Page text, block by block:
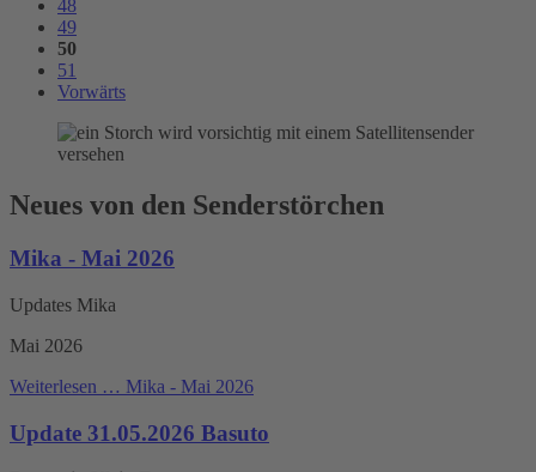
48
49
50
51
Vorwärts
Neues von den Senderstörchen
Mika - Mai 2026
Updates Mika
Mai 2026
Weiterlesen … Mika - Mai 2026
Update 31.05.2026 Basuto